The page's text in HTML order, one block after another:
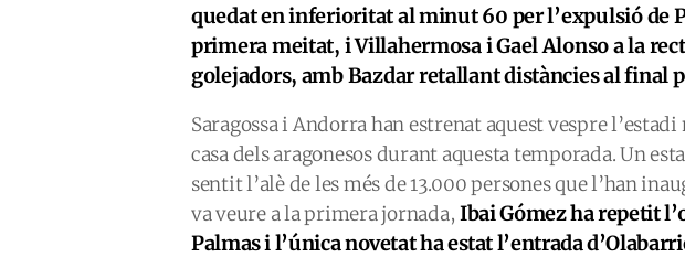
quedat en inferioritat al minut 60 per l’expulsió de
primera meitat, i Villahermosa i Gael Alonso a la
golejadors, amb Bazdar retallant distàncies al final
Saragossa i Andorra han estrenat aquest vespre
casa dels aragonesos durant aquesta temporada. Un
sentit l’alè de les més de 13.000 persones que l’han
va veure a la primera jornada,Ibai Gómez ha repetit
Palmas i l’única novetat ha estat l’entrada